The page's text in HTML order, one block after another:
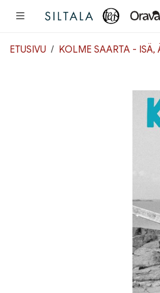
ETUSIVU KOLME SAARTA - ISÄ,